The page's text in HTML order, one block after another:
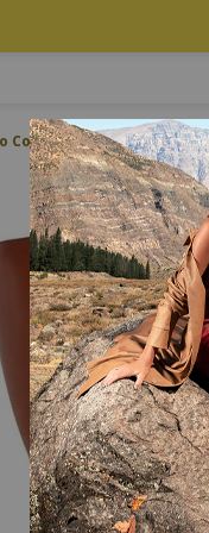
Couro Atanado Napoli